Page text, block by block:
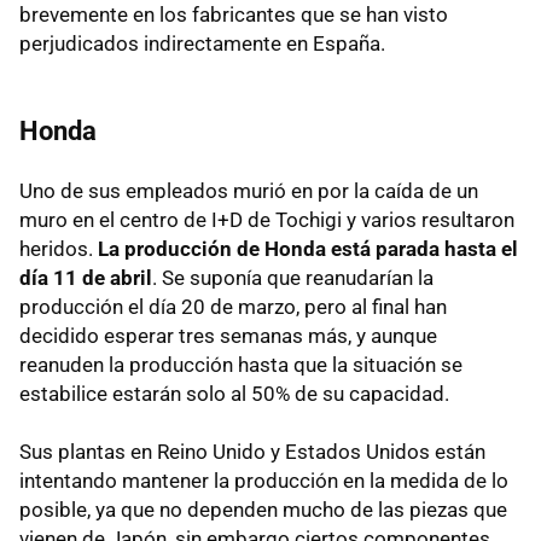
brevemente en los fabricantes que se han visto
perjudicados indirectamente en España.
Honda
Uno de sus empleados murió en por la caída de un
muro en el centro de I+D de Tochigi y varios resultaron
heridos. La producción de Honda está parada hasta el
día 11 de abril. Se suponía que reanudarían la
producción el día 20 de marzo, pero al final han
decidido esperar tres semanas más, y aunque
reanuden la producción hasta que la situación se
estabilice estarán solo al 50% de su capacidad.
Sus plantas en Reino Unido y Estados Unidos están
intentando mantener la producción en la medida de lo
posible, ya que no dependen mucho de las piezas que